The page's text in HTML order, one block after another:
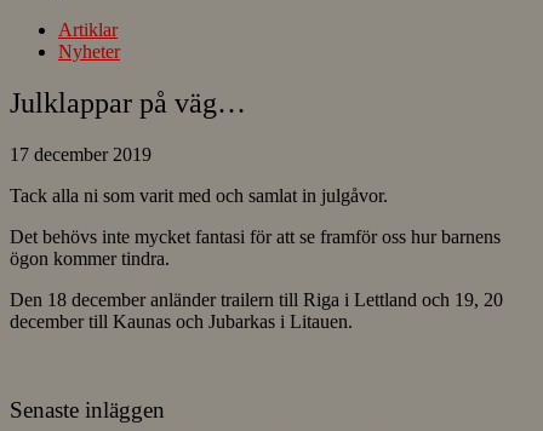
Artiklar
Nyheter
Julklappar på väg…
17 december 2019
Tack alla ni som varit med och samlat in julgåvor.
Det behövs inte mycket fantasi för att se framför oss hur barnens
ögon kommer tindra.
Den 18 december anländer trailern till Riga i Lettland och 19, 20
december till Kaunas och Jubarkas i Litauen.
Senaste inläggen